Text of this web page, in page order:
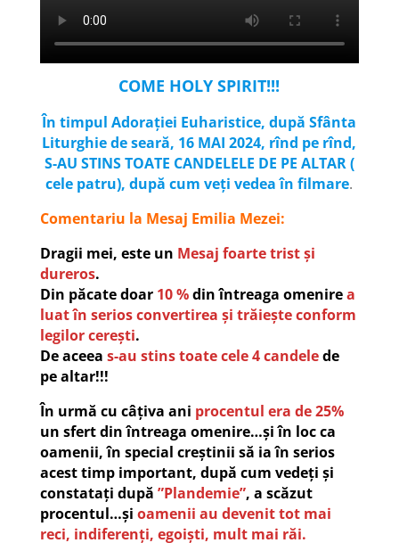
COME HOLY SPIRIT!!!
În timpul Adorației Euharistice, după Sfânta
Liturghie de seară, 16 MAI 2024, rînd pe rînd,
S-AU STINS TOATE CANDELELE DE PE ALTAR (
cele patru), după cum veți vedea în filmare.
Comentariu la Mesaj Emilia Mezei:
Dragii mei, este un Mesaj foarte trist și
dureros.
Din păcate doar 10 %din întreaga omenirea
luat în serios convertirea și trăiește conform
legilor cerești.
De aceea s-au stins toate cele 4 candelede
pe altar!!!
În urmă cu câțiva ani procentul era de 25%
un sfert din întreaga omenire…și în loc ca
oamenii, în special creștinii să ia în serios
acest timp important, după cum vedeți și
constatați după ”Plandemie”, a scăzut
procentul…și oamenii au devenit tot mai
reci, indiferenți, egoiști, mult mai răi.